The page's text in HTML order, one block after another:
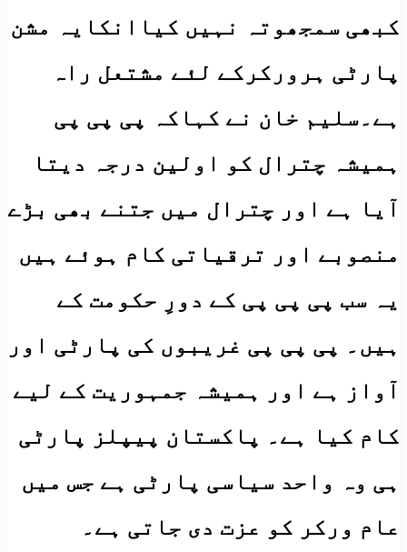
کبھی سمجھوتہ نہیں کیاانکایہ مشن
پارٹی ہرورکرکے لئے مشتعل راہ
ہے۔سلیم خان نے کہاکہ پی پی پی
ہمیشہ چترال کو اولین درجہ دیتا
آیا ہے اور چترال میں جتنے بھی بڑے
منصوبے اور ترقیاتی کام ہوئے ہیں
یہ سب پی پی پی کے دورِ حکومت کے
ہیں۔ پی پی پی غریبوں کی پارٹی اور
آواز ہے اور ہمیشہ جمہوریت کے لیے
کام کیا ہے۔ پاکستان پیپلز پارٹی
ہی وہ واحد سیاسی پارٹی ہے جس میں
عام ورکر کو عزت دی جاتی ہے۔